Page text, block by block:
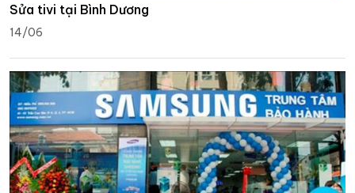
Sửa tivi tại Bình Dương
14/06